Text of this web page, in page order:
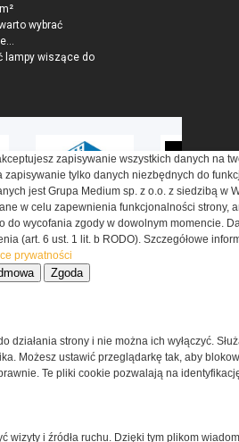
wybrać
lampy wiszące do
umundurowaniu
specjalnych w kraju i na świecie.
zapisywanie wszystkich danych na
zapisywanie tylko danych niezbędnych do
jest Grupa Medium sp. z o.o. z siedzibą w
w celu zapewnienia funkcjonalności strony,
do wycofania zgody w dowolnym momencie.
(art. 6 ust. 1 lit. b RODO). Szczegółowe
prywatności
Zgoda
działania strony i nie można ich wyłączyć.
Możesz ustawić przeglądarkę tak, aby
Te pliki cookie pozwalają na
wizyty i źródła ruchu. Dzięki tym plikom